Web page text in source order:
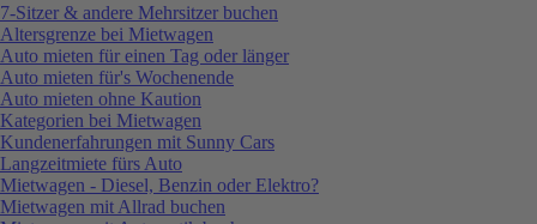
7-Sitzer & andere Mehrsitzer buchen
Altersgrenze bei Mietwagen
Auto mieten für einen Tag oder länger
Auto mieten für's Wochenende
Auto mieten ohne Kaution
Kategorien bei Mietwagen
Kundenerfahrungen mit Sunny Cars
Langzeitmiete fürs Auto
Mietwagen - Diesel, Benzin oder Elektro?
Mietwagen mit Allrad buchen